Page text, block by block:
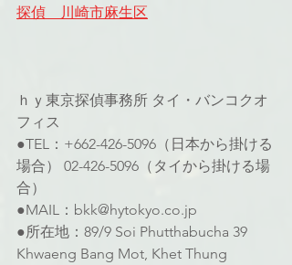
探偵　川崎市麻生区
ｈｙ東京探偵事務所 タイ・バンコクオ
フィス
●TEL：+662-426-5096（日本から掛ける
場合） 02-426-5096（タイから掛ける場
合）
●MAIL：bkk@hytokyo.co.jp
●所在地：89/9 Soi Phutthabucha 39
Khwaeng Bang Mot, Khet Thung